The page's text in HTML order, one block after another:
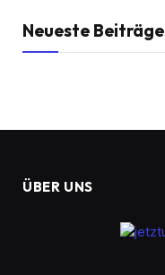
Neueste Beiträge
ÜBER UNS